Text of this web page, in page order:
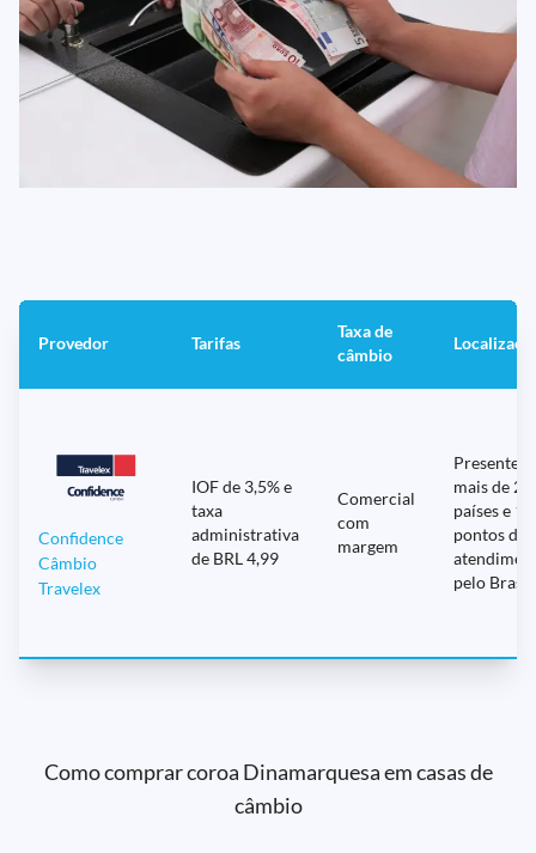
Provedor Tarifas
Taxa de
câmbio
Confidence
Câmbio
Travelex
IOF de 3,5% e
taxa
administrativa
de BRL 4,99
Comercial
com
margem
Presente
mais de 20
países e
pontos de
pelo Brasil
Como comprar coroa Dinamarquesa em casas de
câmbio